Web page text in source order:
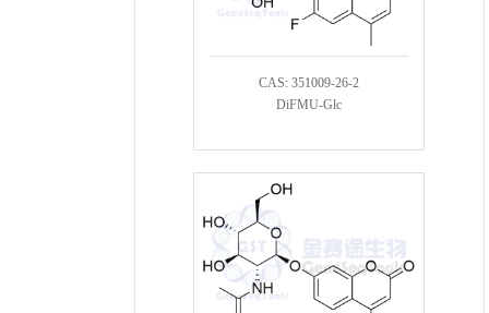
CAS: 351009-26-2
DiFMU-Glc